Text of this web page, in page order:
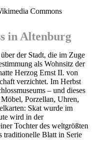
Commons
in Altenburg
der Stadt, die im Zuge
als Wohnsitz der
Herzog Ernst II. von
verzichtet. Im Herbst
– und dieses
Porzellan, Uhren,
Skat wurde im
wird in der
Tochter des weltgrößten
traditionelle Blatt in Serie